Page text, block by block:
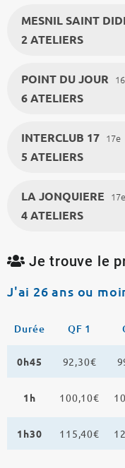
MESNIL SAINT
2 ATELIERS
POINT DU JOUR
6 ATELIERS
INTERCLUB 17 17e
5 ATELIERS
LA JONQUIERE 17e
4 ATELIERS
Je trouve le
J'ai 26 ans ou
Durée QF 1
0h45 92,30€
1h 100,10€
1h30 115,40€